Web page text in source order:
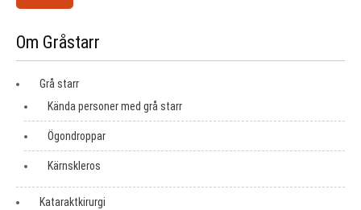
Om Gråstarr
Grå starr
Kända personer med grå starr
Ögondroppar
Kärnskleros
Kataraktkirurgi